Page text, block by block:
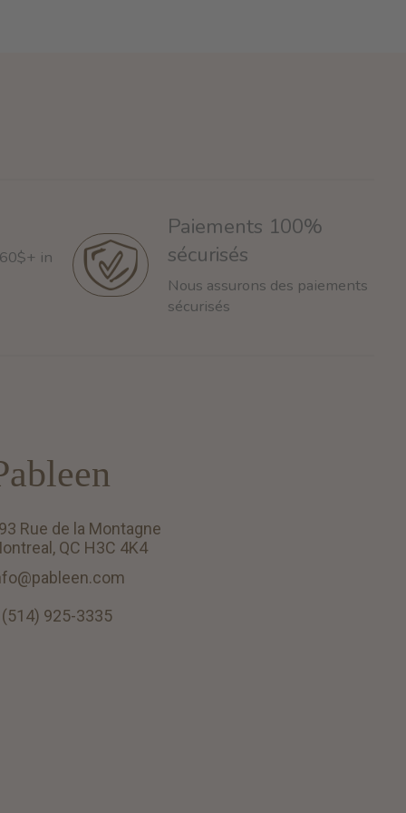
in
Paiements 100%
sécurisés
Nous assurons des paiements
sécurisés
Rue de la Montagne
QC H3C 4K4
(514) 925-3335